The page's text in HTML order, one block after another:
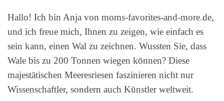
Hallo! Ich bin Anja von moms-favorites-and-more.de,
und ich freue mich, Ihnen zu zeigen, wie einfach es
sein kann, einen Wal zu zeichnen. Wussten Sie, dass
Wale bis zu 200 Tonnen wiegen können? Diese
majestätischen Meeresriesen faszinieren nicht nur
Wissenschaftler, sondern auch Künstler weltweit.